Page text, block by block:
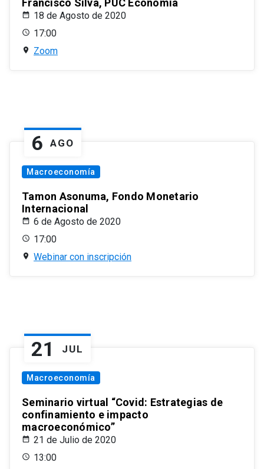
Francisco Silva, PUC Economía
18 de Agosto de 2020
17:00
Zoom
6 AGO
Macroeconomía
Tamon Asonuma, Fondo Monetario
Internacional
6 de Agosto de 2020
17:00
Webinar con inscripción
21 JUL
Macroeconomía
Seminario virtual “Covid: Estrategias de
confinamiento e impacto
macroeconómico”
21 de Julio de 2020
13:00